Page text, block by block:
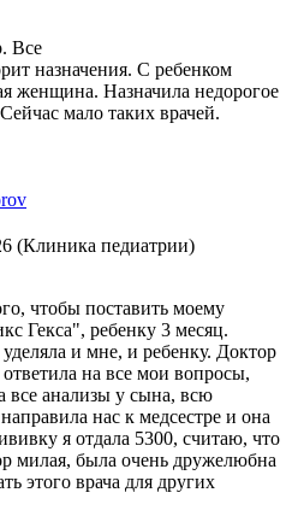
Все
назначения. С ребенком
женщина. Назначила недорогое
мало таких врачей.
(Клиника педиатрии)
чтобы поставить моему
Гекса", ребенку 3 месяц.
и мне, и ребенку. Доктор
ила на все мои вопросы,
все анализы у сына, всю
нас к медсестре и она
я отдала 5300, считаю, что
милая, была очень дружелюбна
этого врача для других